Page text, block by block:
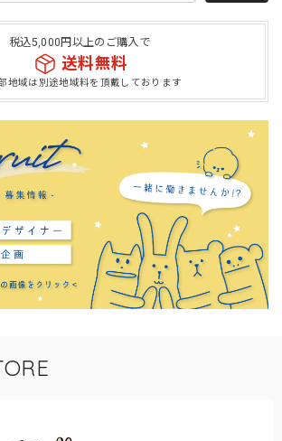
税込5,000円以上のご購入で
送料無料
地域は別途地域料を頂戴しております